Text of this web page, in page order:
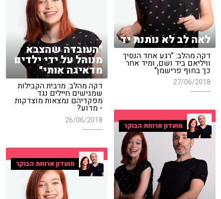
לאה לב לא נותנת יד
דקה מהלב: "רגע אחד הנסיך
וויליאם ביד ושם, ומיד אחר
כך בחוף פרישמן"
27/06/2018
"העובדה שהצבא
מנוהל על ידי ילדים
מדאיגה אותי"
דקה מהלב: מרבית הקבילות
שמגישים חיילים נגד
מפקדיהם נמצאות מוצדקות
- מדוע?
26/06/2018
מועדון ארוחת הבוקר
מועדון ארוחת הבוקר